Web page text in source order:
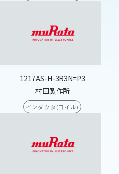
1217AS-H-3R3N=P3
村田製作所
インダクタ(コイル)